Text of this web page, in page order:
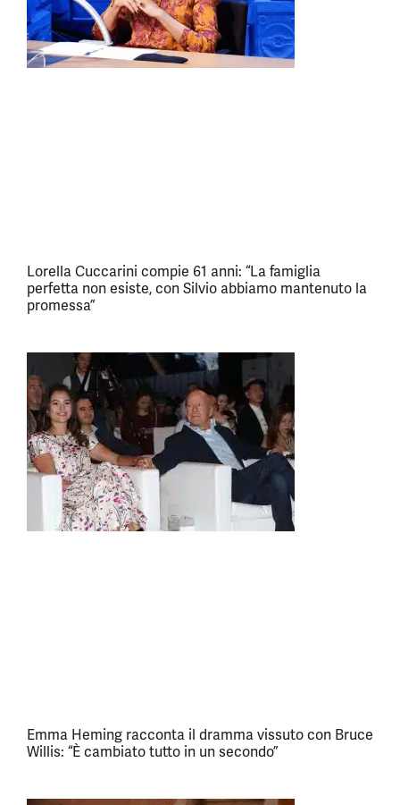
Lorella Cuccarini compie 61 anni: “La famiglia
perfetta non esiste, con Silvio abbiamo mantenuto la
promessa”
Emma Heming racconta il dramma vissuto con Bruce
Willis: “È cambiato tutto in un secondo”